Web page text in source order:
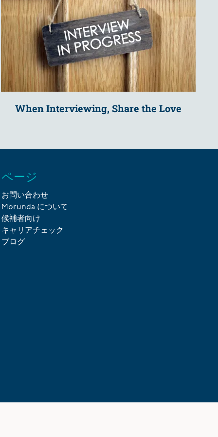
When Interviewing, Share the Love
ページ
お問い合わせ
Morunda について
候補者向け
キャリアチェック
ブログ